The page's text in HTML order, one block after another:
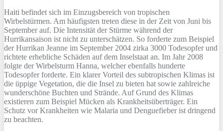
Haiti befindet sich im Einzugsbereich von tropischen
Wirbelstürmen. Am häufigsten treten diese in der Zeit von Juni bis
September auf. Die Intensität der Stürme während der
Hurrikansaison ist nicht zu unterschätzen. So forderte zum Beispiel
der Hurrikan Jeanne im September 2004 zirka 3000 Todesopfer und
richtete erhebliche Schäden auf dem Inselstaat an. Im Jahr 2008
folgte der Wirbelsturm Hanna, welcher ebenfalls hunderte
Todesopfer forderte. Ein klarer Vorteil des subtropischen Klimas ist
die üppige Vegetation, die die Insel zu bieten hat sowie zahlreiche
wunderschöne Buchten und Strände. Auf Grund des Klimas
existieren zum Beispiel Mücken als Krankheitsüberträger. Ein
Schutz vor Krankheiten wie Malaria und Denguefieber ist dringend
zu beachten.